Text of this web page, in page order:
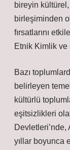
bireyin
birleşiminden
fırsatlarını
Etnik Kimlik
Bazı
belirleyen
kültürlü
eşitsizlikleri
Devletleri’nde,
yıllar boyunca